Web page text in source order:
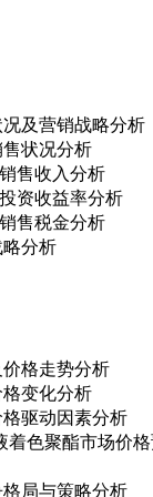
及营销战略分析
状况分析
收入分析
收益率分析
税金分析
分析
格走势分析
变化分析
驱动因素分析
色聚酯市场价
局与策略分析